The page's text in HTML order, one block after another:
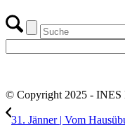
© Copyright 2025 - INES
31. Jänner | Vom